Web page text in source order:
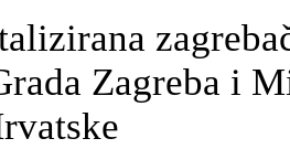
Zagreba i